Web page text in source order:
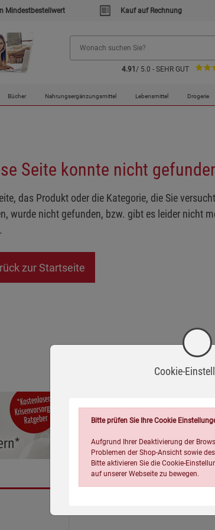
Mindestbestellwert Kauf auf Rechnung
4.91 / 5.0 - SEHR GUT
Bücher Nahrungsergänzungsmittel Lebensmittel Drogerie
Seite konnte nicht
das Produkt oder die Kategorie, die Sie
wurde nicht gefunden, bzw. gibt es leider nicht
zur Startseite
Cookie-
Bitte prüfen Sie Ihre Cookie
Aufgrund Ihrer Deaktivierung der
Problemen der Shop-Ansicht sowie
Bitte aktivieren Sie die Cookie-
auf unserer Webseite zu bewegen.